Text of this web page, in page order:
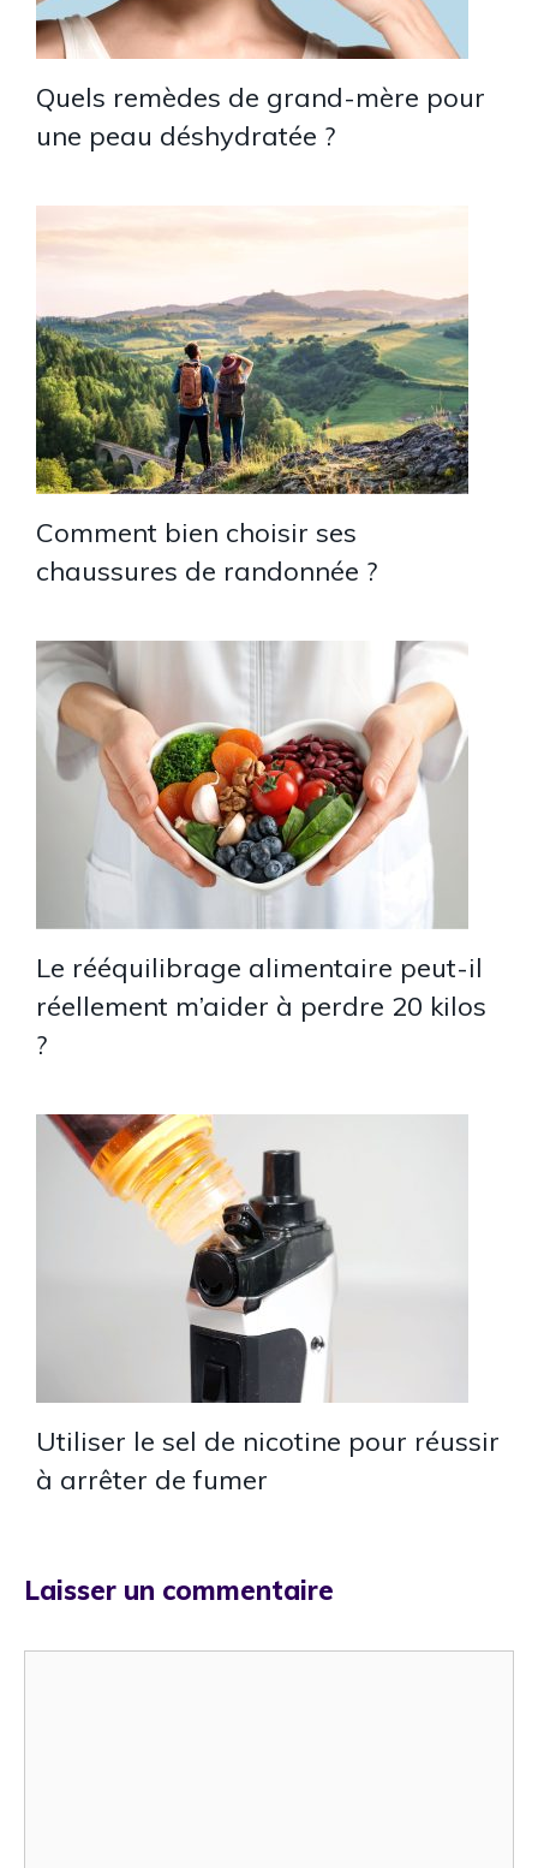
Quels remèdes de grand-mère pour
une peau déshydratée ?
Comment bien choisir ses
chaussures de randonnée ?
Le rééquilibrage alimentaire peut-il
réellement m’aider à perdre 20 kilos
?
Utiliser le sel de nicotine pour réussir
à arrêter de fumer
Laisser un commentaire